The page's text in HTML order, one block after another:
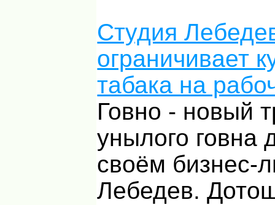
Студия
ограничивает
табака на
Говно - новый
унылого говна
своём бизнес-
Лебедев.